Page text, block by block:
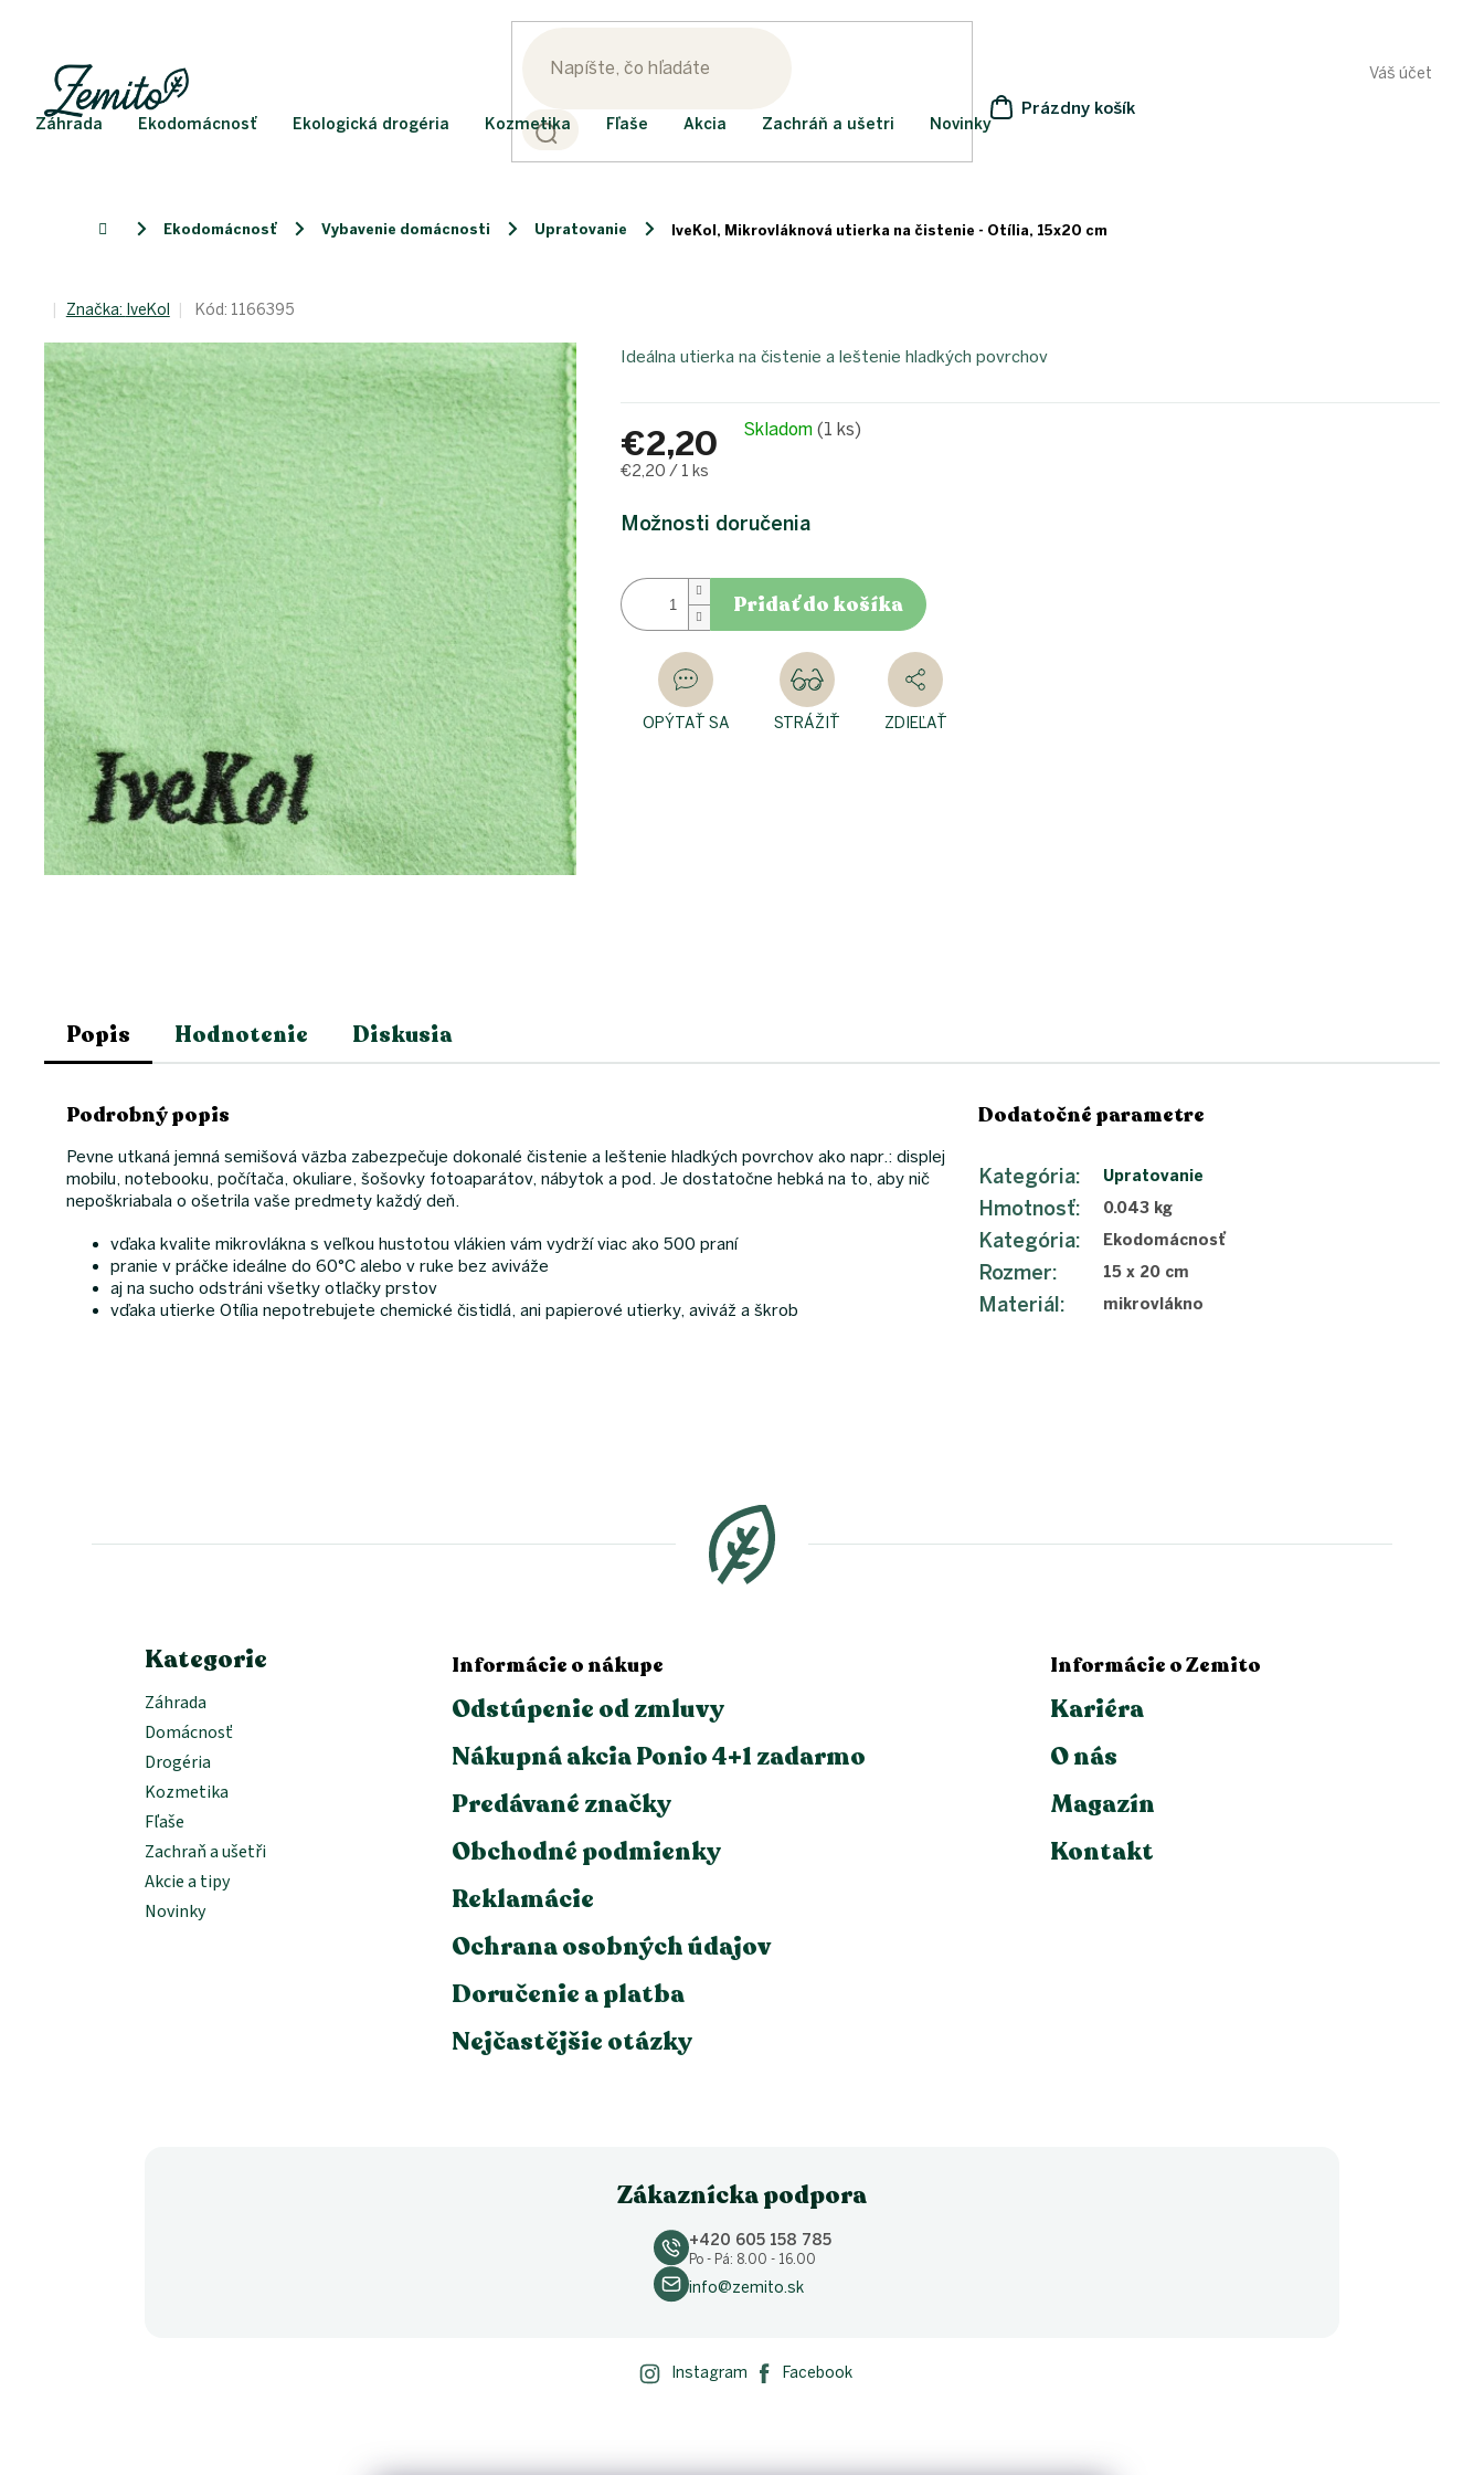
Váš účet
NÁKUPNÝ
Prázdny košík
Záhrada Ekodomácnosť Ekologická drogéria Kozmetika Fľaše Akcia Zachráň a ušetri Novinky
DomovEkodomácnosť Vybavenie domácnosti Upratovanie IveKol, Mikrovláknová utierka na čistenie - Otília, 15x20 cm
Značka: IveKol Kód: 1166395
€2,20
Jednotková
€2,20 / 1 ks
Skladom (1 ks)
Možnosti doručenia
Pridať do košíka
Ideálna utierka na čistenie a leštenie hladkých povrchov
OPÝTAŤ SA STRÁŽIŤ ZDIEĽAŤ
Popis Hodnotenie Diskusia
Podrobný popis
Pevne utkaná jemná semišová väzba zabezpečuje dokonalé čistenie a leštenie hladkých povrchov ako napr.: displej
mobilu, notebooku, počítača, okuliare, šošovky fotoaparátov, nábytok a pod. Je dostatočne hebká na to, aby nič
nepoškriabala o ošetrila vaše predmety každý deň.
vďaka kvalite mikrovlákna s veľkou hustotou vlákien vám vydrží viac ako 500 praní
pranie v práčke ideálne do 60°C alebo v ruke bez aviváže
aj na sucho odstráni všetky otlačky prstov
vďaka utierke Otília nepotrebujete chemické čistidlá, ani papierové utierky, aviváž a škrob
Dodatočné parametre
Kategória: Upratovanie
Hmotnosť: 0.043 kg
Kategória: Ekodomácnosť
Rozmer: 15 x 20 cm
Materiál: mikrovlákno
Kategorie
Záhrada
Domácnosť
Drogéria
Kozmetika
Fľaše
Zachraň a ušetři
Akcie a tipy
Novinky
Informácie o nákupe
Odstúpenie od zmluvy
Nákupná akcia Ponio 4+1 zadarmo
Predávané značky
Obchodné podmienky
Reklamácie
Ochrana osobných údajov
Doručenie a platba
Nejčastějšie otázky
Informácie o Zemito
Kariéra
O nás
Magazín
Kontakt
Zákaznícka podpora
+420 605 158 785
Po - Pá: 8.00 - 16.00
info@zemito.sk
Instagram Facebook